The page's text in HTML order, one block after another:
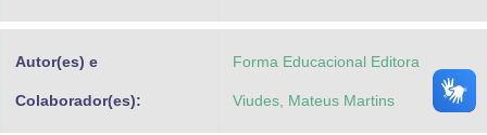
Autor(es) e
Colaborador(es):
Forma Educacional Editora
Viudes, Mateus Martins